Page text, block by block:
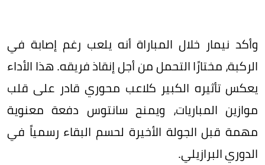
وأكد نيمار خلال المباراة أنه يلعب رغم إصابة في
الركبة، مختارًا التحمل من أجل إنقاذ فريقه. هذا الأداء
يعكس تأثيره الكبير كلاعب محوري قادر على قلب
موازين المباريات، ويمنح سانتوس دفعة معنوية
مهمة قبل الجولة الأخيرة لحسم البقاء رسمياً في
الدوري البرازيلي.